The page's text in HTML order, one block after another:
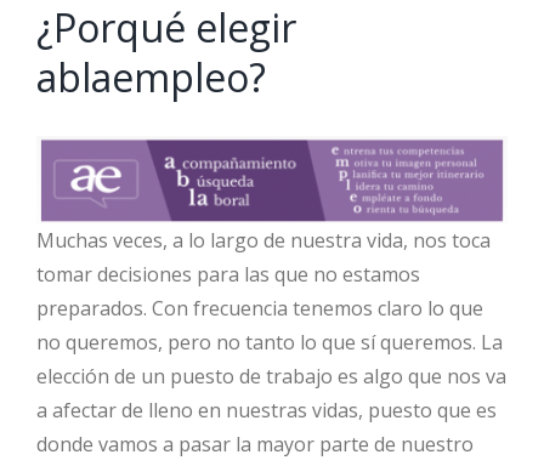
¿Porqué elegir
ablaempleo?
Muchas veces, a lo largo de nuestra vida, nos toca
tomar decisiones para las que no estamos
preparados. Con frecuencia tenemos claro lo que
no queremos, pero no tanto lo que sí queremos. La
elección de un puesto de trabajo es algo que nos va
a afectar de lleno en nuestras vidas, puesto que es
donde vamos a pasar la mayor parte de nuestro